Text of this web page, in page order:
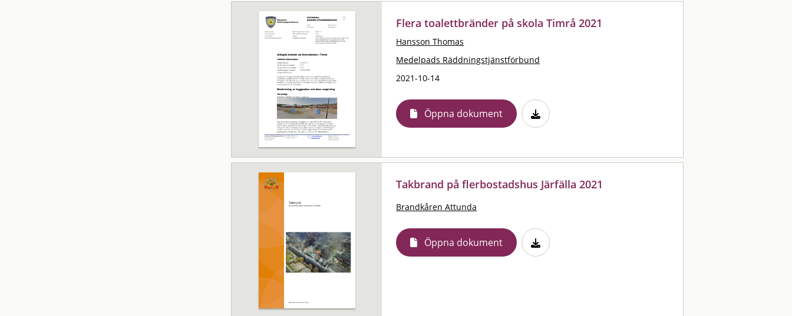
Flera toalettbränder på skola Timrå 2021
Hansson Thomas
Medelpads Räddningstjänstförbund
2021-10-14
Öppna dokument
Takbrand på flerbostadshus Järfälla 2021
Brandkåren Attunda
Öppna dokument